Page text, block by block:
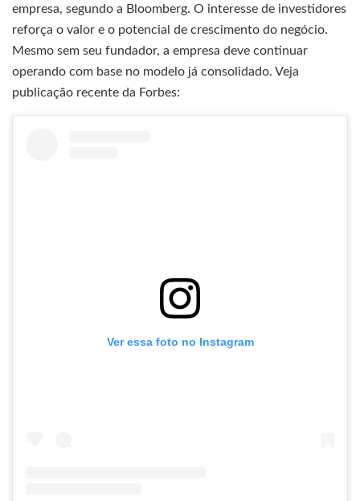
empresa, segundo a Bloomberg. O interesse de investidores
reforça o valor e o potencial de crescimento do negócio.
Mesmo sem seu fundador, a empresa deve continuar
operando com base no modelo já consolidado. Veja
publicação recente da Forbes:
Ver essa foto no Instagram